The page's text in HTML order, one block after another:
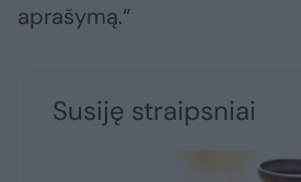
aprašymą.“
Susiję straipsniai